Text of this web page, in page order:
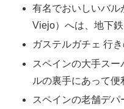
有名でおいしいバ
Viejo）へは、地下
ガステルガチェ 行
スペインの大手ス
ルの裏手にあって便
スペインの老舗デ